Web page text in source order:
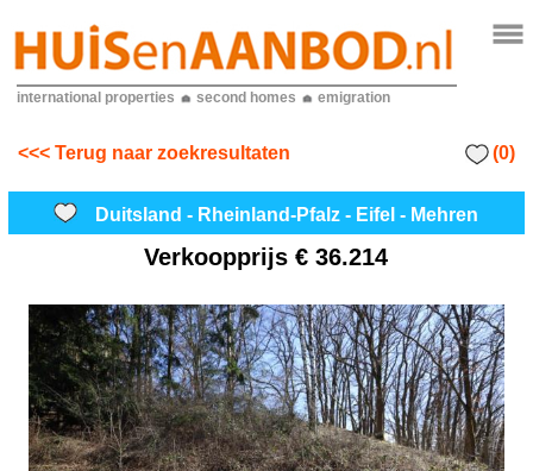
international properties second homes emigration
<<< Terug naar zoekresultaten (0)
Duitsland - Rheinland-Pfalz - Eifel - Mehren
Verkoopprijs€ 36.214